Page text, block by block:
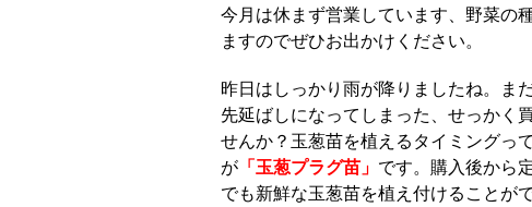
今月は休まず営業しています、野菜の
ますのでぜひお出かけください。
昨日はしっかり雨が降りましたね。ま
先延ばしになってしまった、せっかく
せんか？玉葱苗を植えるタイミングっ
が 「玉葱プラグ苗」 です。購入後から
でも新鮮な玉葱苗を植え付けることがで